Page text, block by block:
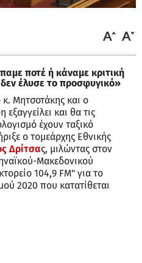
ποτέ ή κάναμε κριτική
έλυσε το προσφυγικό»
κ. Μητσοτάκης και ο
εξαγγείλει και θα τις
έχουν ταξικό
ο τομεάρχης Εθνικής
Δρίτσας, μιλώντας στον
Μακεδονικού
104,9 FM" για το
2020 που κατατίθεται